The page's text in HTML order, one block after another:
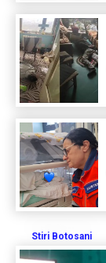
Stiri Botosani